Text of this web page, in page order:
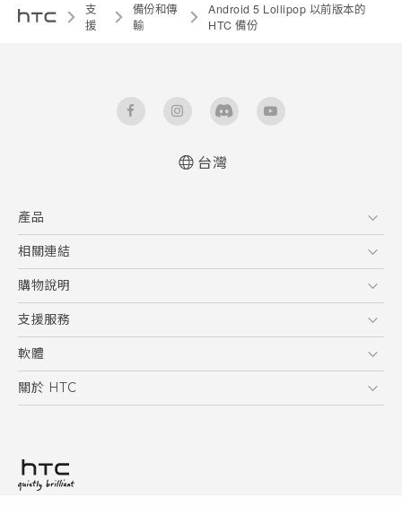
支
援
備份和傳
輸
Android 5 Lollipop 以前版本的
HTC 備份
台灣
產品
5G
智慧型手機
配件
相關連結
HTC Research
購物說明
購物須知
訂單管理
付款方式
支援服務
到府收送維修服務
服務中心資訊
客戶服務佈告欄
軟體
應用程式
HTC Sync Manager
關於 HTC
投資人